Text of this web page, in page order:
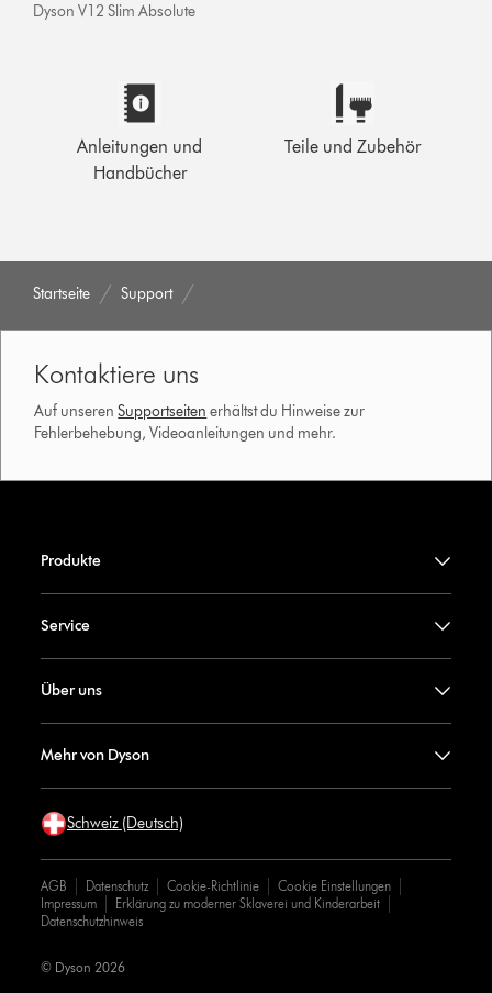
Dyson V12 Slim Absolute
Anleitungen und
Handbücher
Teile und Zubehör
Startseite Support
Kontaktiere uns
Auf unserenSupportseiten erhältst du Hinweise zur
Fehlerbehebung, Videoanleitungen und mehr.
Produkte
Service
Über uns
Mehr von Dyson
Schweiz (Deutsch)
AGB Datenschutz Cookie-Richtlinie
Cookie Einstellungen
Impressum
Erklärung zu moderner Sklaverei und Kinderarbeit
Datenschutzhinweis
© Dyson 2026